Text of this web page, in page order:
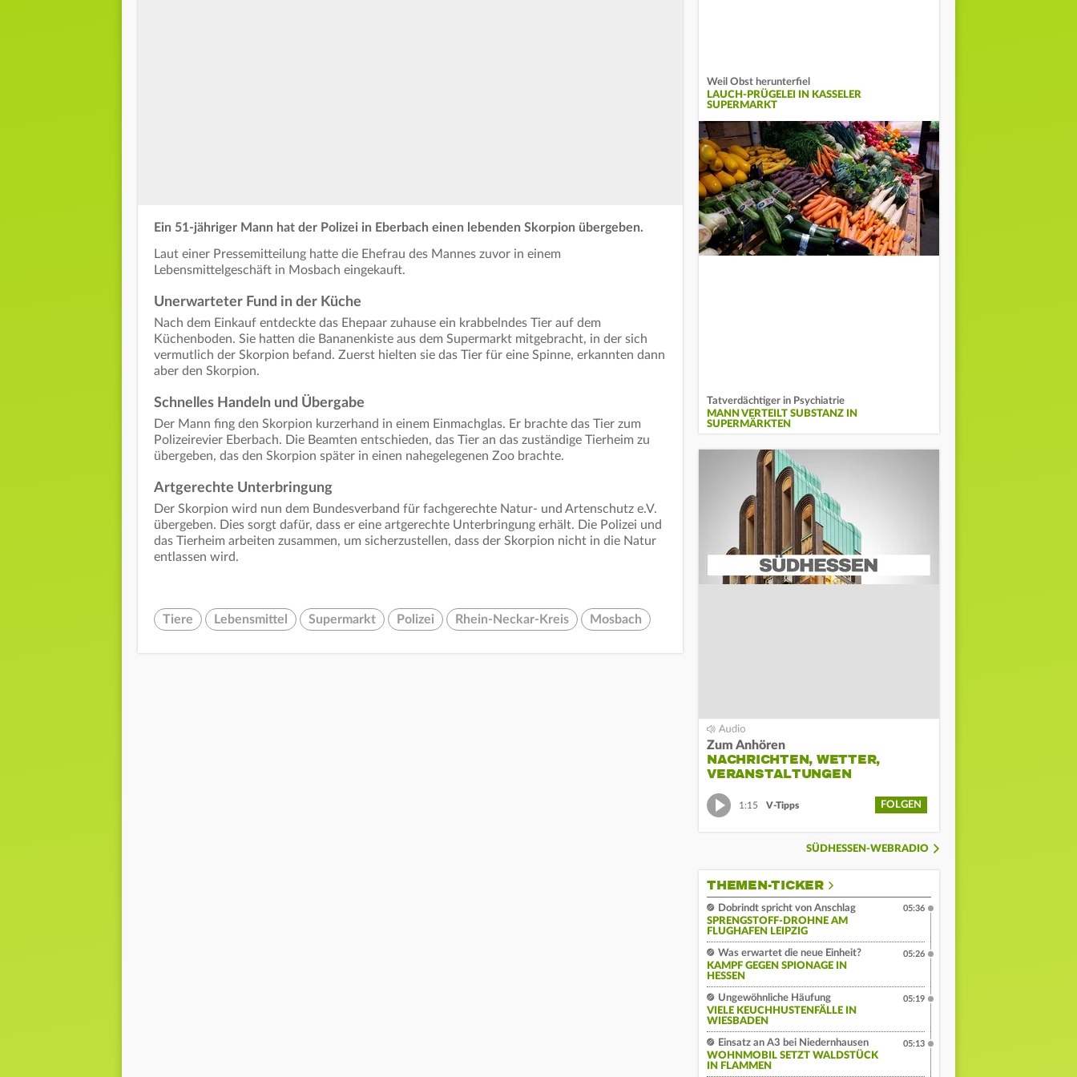
Ein 51-jähriger Mann hat der Polizei in Eberbach einen lebenden Skorpion übergeben.
Laut einer Pressemitteilung hatte die Ehefrau des Mannes zuvor in einem
Lebensmittelgeschäft in Mosbach eingekauft.
Unerwarteter Fund in der Küche
Nach dem Einkauf entdeckte das Ehepaar zuhause ein krabbelndes Tier auf dem
Küchenboden. Sie hatten die Bananenkiste aus dem Supermarkt mitgebracht, in der sich
vermutlich der Skorpion befand. Zuerst hielten sie das Tier für eine Spinne, erkannten dann
aber den Skorpion.
Schnelles Handeln und Übergabe
Der Mann fing den Skorpion kurzerhand in einem Einmachglas. Er brachte das Tier zum
Polizeirevier Eberbach. Die Beamten entschieden, das Tier an das zuständige Tierheim zu
übergeben, das den Skorpion später in einen nahegelegenen Zoo brachte.
Artgerechte Unterbringung
Der Skorpion wird nun dem Bundesverband für fachgerechte Natur- und Artenschutz e.V.
übergeben. Dies sorgt dafür, dass er eine artgerechte Unterbringung erhält. Die Polizei und
das Tierheim arbeiten zusammen, um sicherzustellen, dass der Skorpion nicht in die Natur
entlassen wird.
Tiere Lebensmittel Supermarkt Polizei Rhein-Neckar-Kreis Mosbach
Weil Obst herunterfiel
LAUCH-PRÜGELEI IN KASSELER
SUPERMARKT
Tatverdächtiger in Psychiatrie
MANN VERTEILT SUBSTANZ IN
SUPERMÄRKTEN
Zum Anhören
NACHRICHTEN, WETTER,
VERANSTALTUNGEN
1:15 V-Tipps FOLGEN
SÜDHESSEN-WEBRADIO
THEMEN-TICKER
Dobrindt spricht von Anschlag
SPRENGSTOFF-DROHNE AM
FLUGHAFEN LEIPZIG
05:36
Was erwartet die neue Einheit?
KAMPF GEGEN SPIONAGE IN
HESSEN
05:26
Ungewöhnliche Häufung
VIELE KEUCHHUSTENFÄLLE IN
WIESBADEN
05:19
Einsatz an A3 bei Niedernhausen
WOHNMOBIL SETZT WALDSTÜCK
IN FLAMMEN
05:13